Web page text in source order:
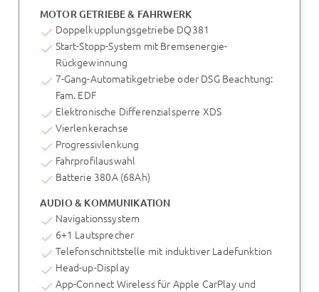
MOTOR GETRIEBE & FAHRWERK
Doppelkupplungsgetriebe DQ381
Start-Stopp-System mit Bremsenergie-
Rückgewinnung
7-Gang-Automatikgetriebe oder DSG Beachtung:
Fam. EDF
Elektronische Differenzialsperre XDS
Vierlenkerachse
Progressivlenkung
Fahrprofilauswahl
Batterie 380A (68Ah)
AUDIO & KOMMUNIKATION
Navigationssystem
6+1 Lautsprecher
Telefonschnittstelle mit induktiver Ladefunktion
Head-up-Display
App-Connect Wireless für Apple CarPlay und